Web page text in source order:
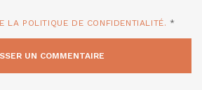
LA POLITIQUE DE CONFIDENTIALITÉ. *